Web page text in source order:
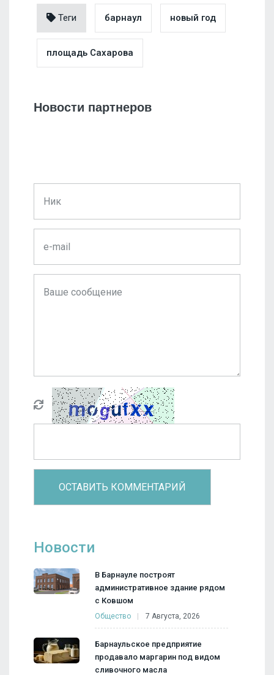
Теги барнаул новый год
площадь Сахарова
Новости партнеров
Новости
В Барнауле построят
административное здание рядом
с Ковшом
Общество 7 Августа, 2026
Барнаульское предприятие
продавало маргарин под видом
сливочного масла